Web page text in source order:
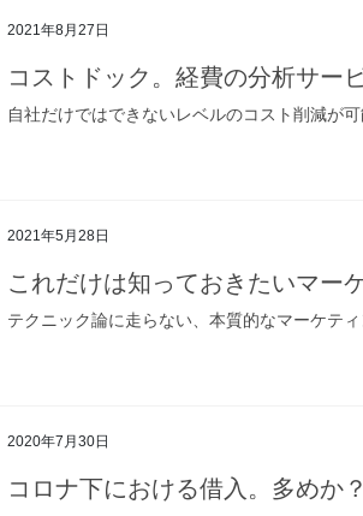
2021年8月27日
コストドック。経費の分析サー
自社だけではできないレベルのコスト削減が
2021年5月28日
これだけは知っておきたいマー
テクニック論に走らない、本質的なマーケティ
2020年7月30日
コロナ下における借入。多めか